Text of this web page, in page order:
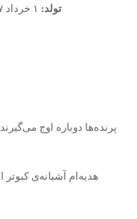
تولد: ۱ خرداد ۱۳۴۷- روستاى اوخلى‌بالا (رامیان- استان گلستان)
پرنده‌ها دوباره اوج
هدیه‌ام آشیانه‌ى